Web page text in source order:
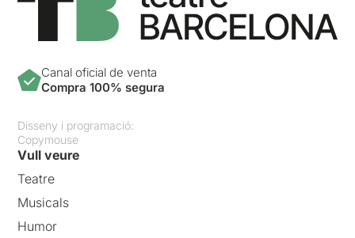
Canal oficial de venta
Compra 100% segura
Disseny i programació:
Copymouse
Vull veure
Teatre
Musicals
Humor